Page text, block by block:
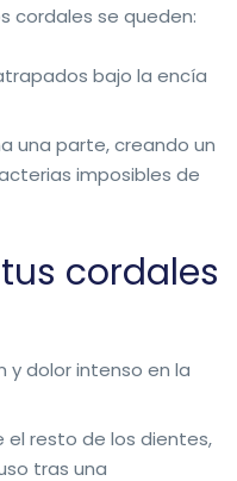
cordales se queden:
bajo la encía
una parte, creando un
imposibles de
cordales
y dolor intenso en la
el resto de los dientes,
tras una